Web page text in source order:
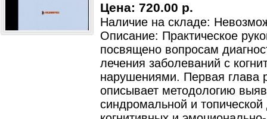
Цена: 720.00 р.
Наличие на складе:
Описание: Практическое
посвящено вопросам
лечения заболеваний с
нарушениями. Первая глава
описывает методологию
синдромальной и топической